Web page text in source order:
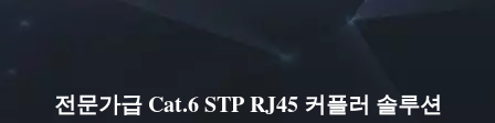
전문가급 Cat.6 STP RJ45 커플러 솔루션